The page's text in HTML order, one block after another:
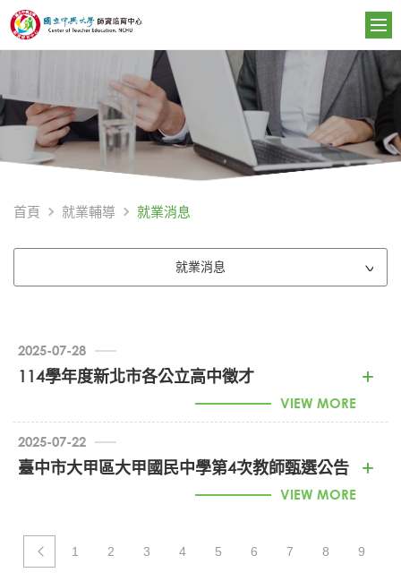
首頁 就業輔導 就業消息
就業消息
2025-07-28
114學年度新北市各公立高中徵才
VIEW MORE
2025-07-22
臺中市大甲區大甲國民中學第4次教師甄選公告
VIEW MORE
2025-07-21
國立暨南國際大學附屬
2025-07-17
1 2 3 4 5 6 7 8 9